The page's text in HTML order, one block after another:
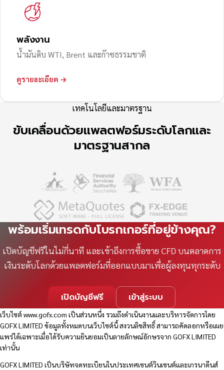
พลังงาน
น้ำมันดิบ WTI, Brent และก๊าซธรรมชาติ
ดูรายละเอียด →
เทคโนโลยีและมาตรฐาน
ขับเคลื่อนด้วยแพลตฟอร์มระดับโลกและ
มาตรฐานสากล
พร้อมเริ่มเทรดกับโบรกเกอร์ที่อยู่ข้างคุณ?
เปิดบัญชีฟรีในไม่กี่นาที และเข้าถึงการซื้อขาย CFD บนตลาดการ
เงินระดับโลกด้วยแพลตฟอร์มที่ออกแบบมาเพื่อผู้ลงทุนทุกระดับ
เปิดบัญชีฟรี เข้าสู่ระบบ
เว็บไซต์www.gofx.com เป็นส่วนหนึ่ง รวมถึงดำเนินงานและบริหารจัดการโดย
GOFX LIMITED ข้อมูลทั้งหมดบนเว็บไซต์นี้ สงวนลิขสิทธิ์ สามารถคัดลอกหรือเผย
แพร่ได้เฉพาะเมื่อได้รับความยินยอมเป็นลายลักษณ์อักษรจาก GOFX LIMITED
เท่านั้น
GOFX LIMITED เป็นบริษัทจดทะเบียนในประเทศเซนต์วินเซนต์และเกรนาดีนส์